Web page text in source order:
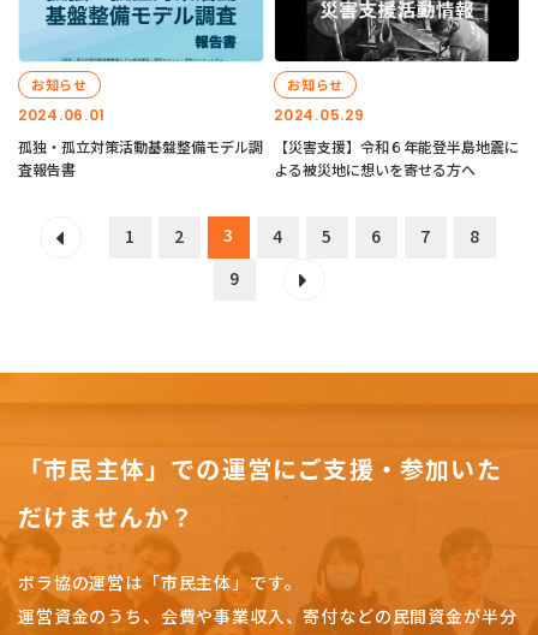
2024.06.01
お知らせ
孤独・孤立対策活動基盤整備モデル調
査報告書
2024.05.29
お知らせ
【災害支援】令和６年能登半島地震に
よる被災地に想いを寄せる方へ
1 2 3 4 5 6 7
8
9
「市民主体」での運営にご支援・参加いた
だけませんか？
ボラ協の運営は「市民主体」です。
運営資金のうち、会費や事業収入、寄付などの民間資金が半分